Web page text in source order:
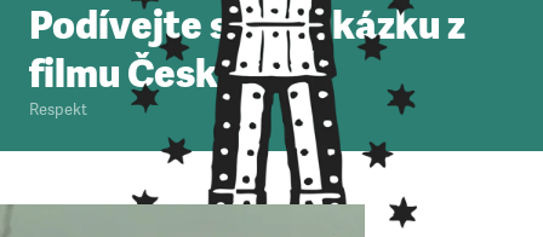
Podívejte se na ukázku z
filmu Český mír
Respekt